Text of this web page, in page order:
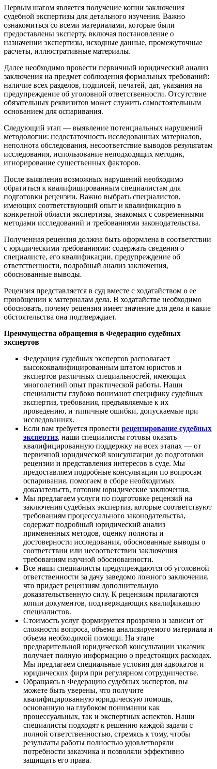
Первым шагом является получение копии заключения
судебной экспертизы для детального изучения. Важно
ознакомиться со всеми материалами, которые были
предоставлены эксперту, включая постановление о
назначении экспертизы, исходные данные, промежуточные
расчеты, иллюстративные материалы.
Далее необходимо провести первичный юридический анализ
заключения на предмет соблюдения формальных требований:
наличие всех разделов, подписей, печатей, дат, указания на
предупреждение об уголовной ответственности. Отсутствие
обязательных реквизитов может служить самостоятельным
основанием для оспаривания.
Следующий этап — выявление потенциальных нарушений
методологии: недостаточность исследованных материалов,
неполнота обследования, несоответствие выводов результатам
исследования, использование неподходящих методик,
игнорирование существенных факторов.
После выявления возможных нарушений необходимо
обратиться к квалифицированным специалистам для
подготовки рецензии. Важно выбрать специалистов,
имеющих соответствующий опыт и квалификацию в
конкретной области экспертизы, знакомых с современными
методами исследований и требованиями законодательства.
Полученная рецензия должна быть оформлена в соответствии
с юридическими требованиями: содержать сведения о
специалисте, его квалификации, предупреждение об
ответственности, подробный анализ заключения,
обоснованные выводы.
Рецензия представляется в суд вместе с ходатайством о ее
приобщении к материалам дела. В ходатайстве необходимо
обосновать, почему рецензия имеет значение для дела и какие
обстоятельства она подтверждает.
Преимущества обращения в Федерацию судебных
экспертов
Федерация судебных экспертов располагает
высококвалифицированным штатом юристов и
экспертов различных специальностей, имеющих
многолетний опыт практической работы. Наши
специалисты глубоко понимают специфику судебных
экспертиз, требования, предъявляемые к их
проведению, и типичные ошибки, допускаемые при
исследованиях.
Если вам требуется провести рецензирование судебных
экспертиз, наши специалисты готовы оказать
квалифицированную поддержку на всех этапах — от
первичной юридической консультации до подготовки
рецензии и представления интересов в суде. Мы
предоставляем подробные консультации по вопросам
оспаривания, помогаем в сборе необходимых
доказательств, готовим юридические заключения.
Мы предлагаем услуги по подготовке рецензий на
заключения судебных экспертиз, которые соответствуют
требованиям процессуального законодательства,
содержат подробный юридический анализ
примененных методов, оценку полноты и
достоверности исследования, обоснованные выводы о
соответствии или несоответствии заключения
требованиям научной обоснованности.
Все наши специалисты предупреждаются об уголовной
ответственности за дачу заведомо ложного заключения,
что придает рецензиям дополнительную
доказательственную силу. К рецензиям прилагаются
копии документов, подтверждающих квалификацию
специалистов.
Стоимость услуг формируется прозрачно и зависит от
сложности вопроса, объема анализируемого материала и
объема необходимой помощи. На этапе
предварительной юридической консультации заказчик
получает полную информацию о предстоящих расходах.
Мы предлагаем специальные условия для адвокатов и
юридических фирм при регулярном сотрудничестве.
Обращаясь в Федерацию судебных экспертов, вы
можете быть уверены, что получите
квалифицированную юридическую помощь,
основанную на глубоком понимании как
процессуальных, так и экспертных аспектов. Наши
специалисты подходят к решению каждой задачи с
полной ответственностью, стремясь к тому, чтобы
результаты работы полностью удовлетворяли
потребности заказчика и позволяли эффективно
защищать его права.